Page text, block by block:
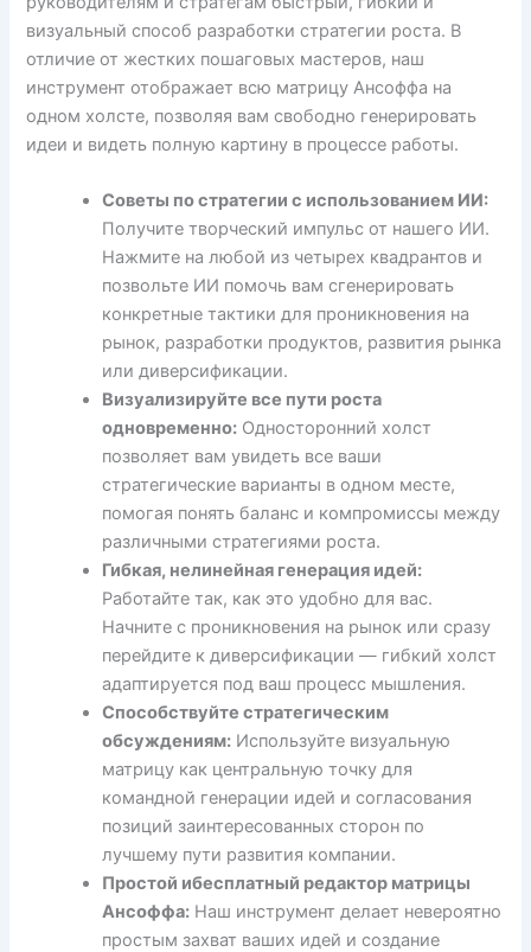
визуальный способ разработки стратегии роста. В
отличие от жестких пошаговых мастеров, наш
инструмент отображает всю матрицу Ансоффа на
одном холсте, позволяя вам свободно генерировать
идеи и видеть полную картину в процессе работы.
Советы по стратегии с использованием ИИ:
Получите творческий импульс от нашего ИИ.
Нажмите на любой из четырех квадрантов и
позвольте ИИ помочь вам сгенерировать
конкретные тактики для проникновения на
рынок, разработки продуктов, развития рынка
или диверсификации.
Визуализируйте все пути роста
одновременно: Односторонний холст
позволяет вам увидеть все ваши
стратегические варианты в одном месте,
помогая понять баланс и компромиссы между
различными стратегиями роста.
Гибкая, нелинейная генерация идей:
Работайте так, как это удобно для вас.
Начните с проникновения на рынок или сразу
перейдите к диверсификации — гибкий холст
адаптируется под ваш процесс мышления.
Способствуйте стратегическим
обсуждениям: Используйте визуальную
матрицу как центральную точку для
командной генерации идей и согласования
позиций заинтересованных сторон по
лучшему пути развития компании.
Простой ибесплатный редактор матрицы
Ансоффа: Наш инструмент делает невероятно
простым захват ваших идей и создание